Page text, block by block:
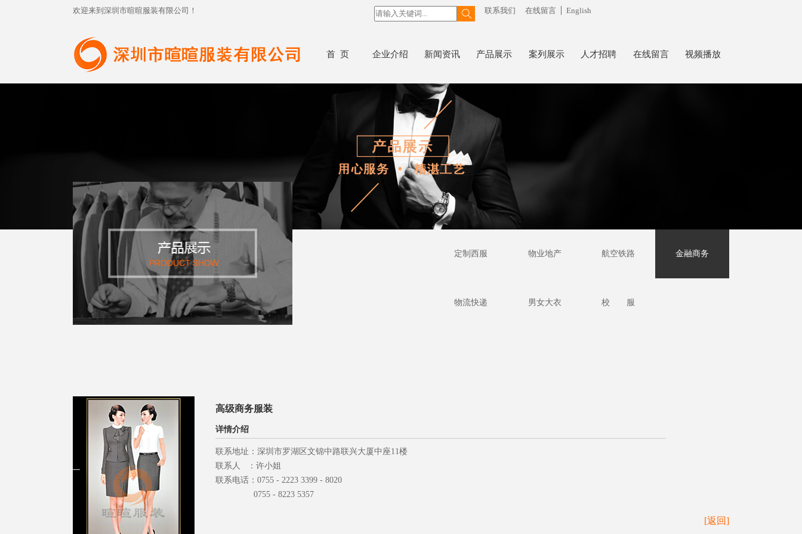
欢迎来到深圳市暄暄服装有限公司！ 联系我们 在线留言 English
首 页 企业介绍 新闻资讯 产品展示 案列展示 人才招聘 在线留言 视频播放
定制西服 物业地产 航空铁路 金融商务
物流快递 男女大衣 校 服
高级商务服装
详情介绍
联系地址：深圳市罗湖区文锦中路联兴大厦中座11楼
联系人 ：许小姐
联系电话：0755 - 2223 3399 - 8020
0755 - 8223 5357
[返回]